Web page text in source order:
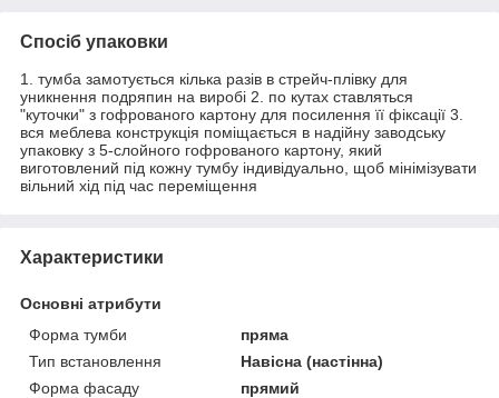
Спосіб упаковки
1. тумба замотується кілька разів в стрейч-плівку для
уникнення подряпин на виробі 2. по кутах ставляться
"куточки" з гофрованого картону для посилення її фіксації 3.
вся меблева конструкція поміщається в надійну заводську
упаковку з 5-слойного гофрованого картону, який
виготовлений під кожну тумбу індивідуально, щоб мінімізувати
вільний хід під час переміщення
Характеристики
Основні атрибути
Форма тумби
пряма
Тип встановлення
Навісна (настінна)
Форма фасаду
прямий